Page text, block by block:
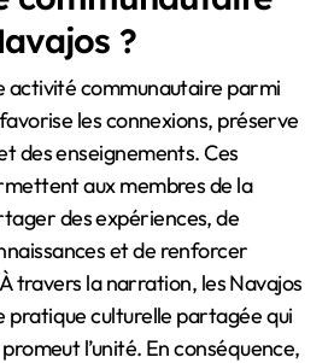
?
activité communautaire parmi
les connexions, préserve
des enseignements. Ces
aux membres de la
des expériences, de
et de renforcer
travers la narration, les Navajos
pratique culturelle partagée qui
l’unité. En conséquence,